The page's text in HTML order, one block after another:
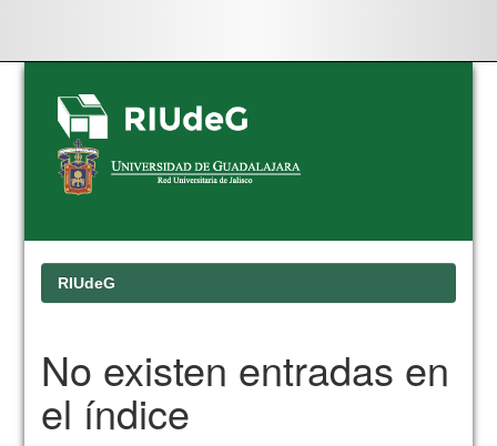
Skip
navigation
RIUdeG
No existen entradas en
el índice